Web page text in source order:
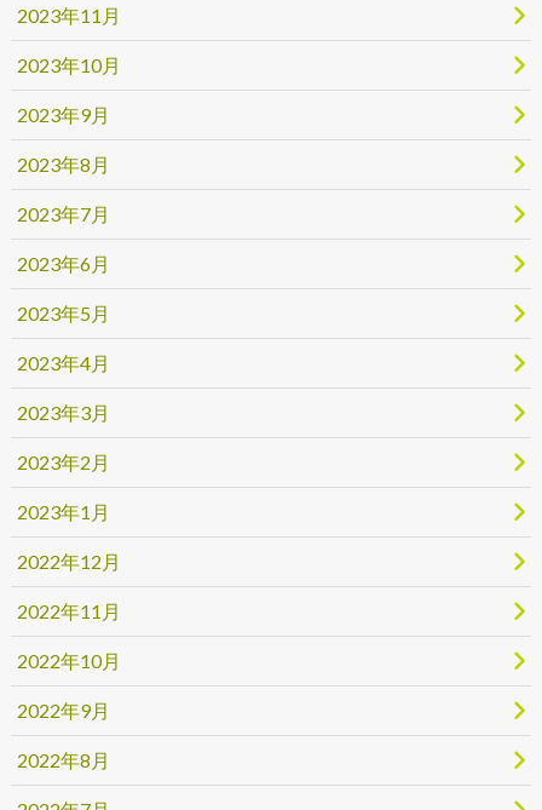
2023年11月
2023年10月
2023年9月
2023年8月
2023年7月
2023年6月
2023年5月
2023年4月
2023年3月
2023年2月
2023年1月
2022年12月
2022年11月
2022年10月
2022年9月
2022年8月